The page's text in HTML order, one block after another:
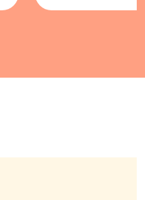
«Ясная Поляна»
фабрика «Зея»